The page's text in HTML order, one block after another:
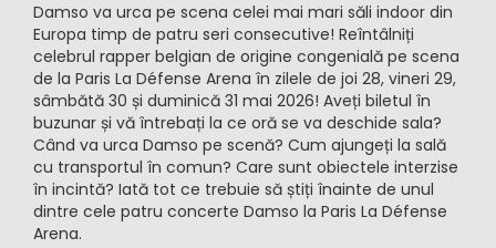
Damso va urca pe scena celei mai mari săli indoor din
Europa timp de patru seri consecutive! Reîntâlniți
celebrul rapper belgian de origine congenială pe scena
de la Paris La Défense Arena în zilele de joi 28, vineri 29,
sâmbătă 30 și duminică 31 mai 2026! Aveți biletul în
buzunar și vă întrebați la ce oră se va deschide sala?
Când va urca Damso pe scenă? Cum ajungeți la sală
cu transportul în comun? Care sunt obiectele interzise
în incintă? Iată tot ce trebuie să știți înainte de unul
dintre cele patru concerte Damso la Paris La Défense
Arena.